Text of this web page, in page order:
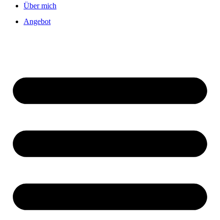
Über mich
Angebot